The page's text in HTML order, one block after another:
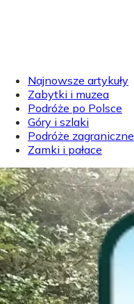
Najnowsze artykuły
Zabytki i muzea
Podróże po Polsce
Góry i szlaki
Podróże zagraniczne
Zamki i pałace